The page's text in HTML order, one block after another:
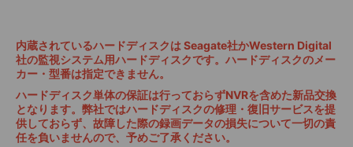
内蔵されているハードディスクは Seagate社かWestern Digital
社の監視システム用ハードディスクです。ハードディスクのメー
カー・型番は指定できません。
ハードディスク単体の保証は行っておらずNVRを含めた新品交換
となります。弊社ではハードディスクの修理・復旧サービスを提
供しておらず、故障した際の録画データの損失について一切の責
任を負いませんので、予めご了承ください。